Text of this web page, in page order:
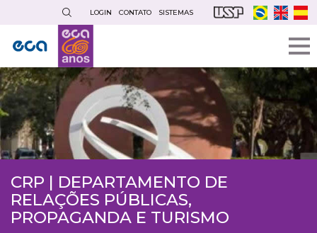
conteúdo
principal
LOGIN CONTATO SISTEMAS
CRP | DEPARTAMENTO DE
RELAÇÕES PÚBLICAS,
PROPAGANDA E TURISMO